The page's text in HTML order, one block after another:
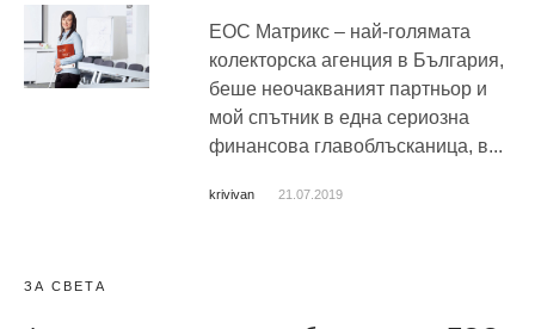
ЕОС Матрикс – най-голямата
колекторска агенция в България,
беше неочакваният партньор и
мой спътник в една сериозна
финансова главоблъсканица, в...
krivivan 21.07.2019
ЗА СВЕТА